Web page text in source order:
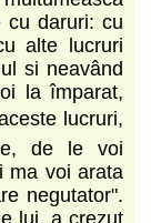
cu daruri: cu
alte lucruri
si neavând
la împarat,
lucruri,
de le voi
ma voi arata
negutator".
lui, a crezut